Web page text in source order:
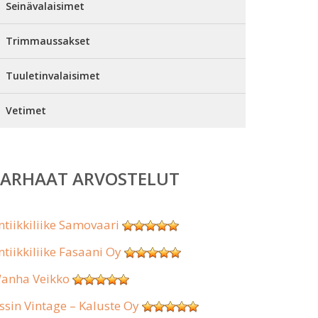
Seinävalaisimet
Trimmaussakset
Tuuletinvalaisimet
Vetimet
ARVOSTELUT
Samovaari
Fasaani Oy
Veikko
Vintage – Kaluste Oy